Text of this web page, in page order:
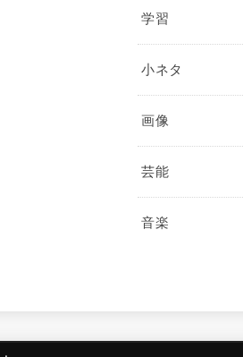
学習
小ネタ
画像
芸能
音楽